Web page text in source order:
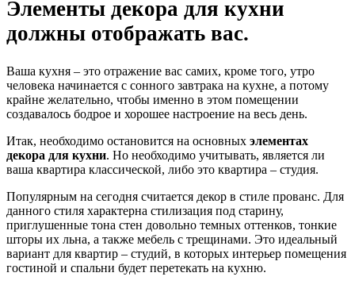
Элементы декора для кухни
должны отображать вас.
Ваша кухня – это отражение вас самих, кроме того, утро
человека начинается с сонного завтрака на кухне, а потому
крайне желательно, чтобы именно в этом помещении
создавалось бодрое и хорошее настроение на весь день.
Итак, необходимо остановится на основных элементах
декора для кухни. Но необходимо учитывать, является ли
ваша квартира классической, либо это квартира – студия.
Популярным на сегодня считается декор в стиле прованс. Для
данного стиля характерна стилизация под старину,
приглушенные тона стен довольно темных оттенков, тонкие
шторы их льна, а также мебель с трещинами. Это идеальный
вариант для квартир – студий, в которых интерьер помещения
гостиной и спальни будет перетекать на кухню.